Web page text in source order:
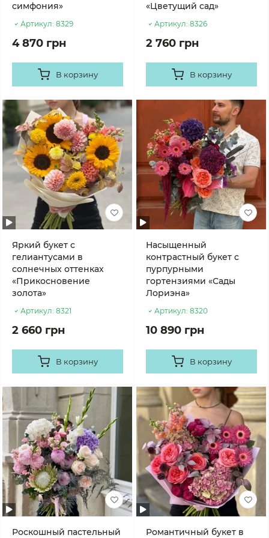
симфония»
Артикул: 8329
4 870 грн
В корзину
«Цветущий сад»
Артикул: 8326
2 760 грн
В корзину
Яркий букет с
гелиантусами в
солнечных оттенках
«Прикосновение
золота»
Артикул: 8321
2 660 грн
В корзину
Насыщенный
контрастный букет с
пурпурными
гортензиями «Сады
Лориэна»
Артикул: 8320
10 890 грн
В корзину
Роскошный пастельный
Романтичный букет в